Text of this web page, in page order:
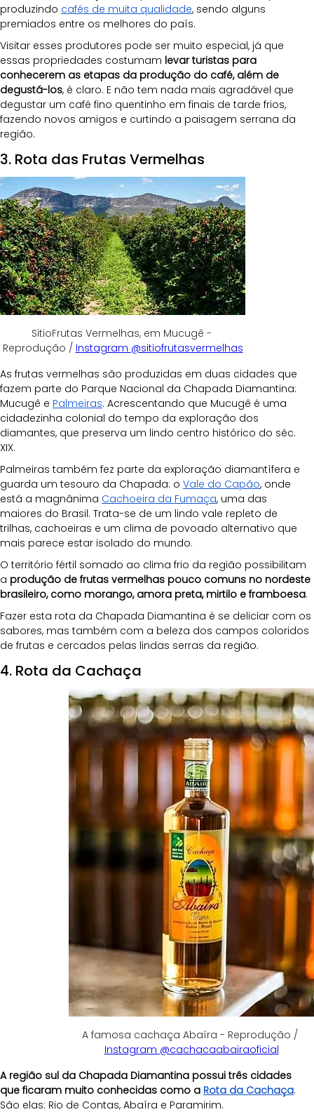
produzindo cafés de muita qualidade, sendo alguns
premiados entre os melhores do país.
Visitar esses produtores pode ser muito especial, já que
essas propriedades costumam levar turistas para
conhecerem as etapas da produção do café, além de
degustá-los, é claro. E não tem nada mais agradável que
degustar um café fino quentinho em finais de tarde frios,
fazendo novos amigos e curtindo a paisagem serrana da
região.
3. Rota das Frutas Vermelhas
SitioFrutas Vermelhas, em Mucugê -
Reprodução / Instagram @sitiofrutasvermelhas
As frutas vermelhas são produzidas em duas cidades que
fazem parte do Parque Nacional da Chapada Diamantina:
Mucugê e Palmeiras. Acrescentando que Mucugê é uma
cidadezinha colonial do tempo da exploração dos
diamantes, que preserva um lindo centro histórico do séc.
XIX.
Palmeiras também fez parte da exploração diamantífera e
guarda um tesouro da Chapada: o Vale do Capão, onde
está a magnânima Cachoeira da Fumaça, uma das
maiores do Brasil. Trata-se de um lindo vale repleto de
trilhas, cachoeiras e um clima de povoado alternativo que
mais parece estar isolado do mundo.
O território fértil somado ao clima frio da região possibilitam
a produção de frutas vermelhas pouco comuns no nordeste
brasileiro, como morango, amora preta, mirtilo e framboesa.
Fazer esta rota da Chapada Diamantina é se deliciar com os
sabores, mas também com a beleza dos campos coloridos
de frutas e cercados pelas lindas serras da região.
4. Rota da Cachaça
A famosa cachaça Abaíra - Reprodução /
Instagram @cachacaabairaoficial
A região sul da Chapada Diamantina possui três cidades
que ficaram muito conhecidas como a Rota da Cachaça.
São elas: Rio de Contas, Abaíra e Paramirim.